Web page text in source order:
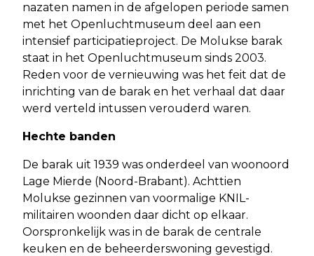
nazaten namen in de afgelopen periode samen
met het Openluchtmuseum deel aan een
intensief participatieproject. De Molukse barak
staat in het Openluchtmuseum sinds 2003.
Reden voor de vernieuwing was het feit dat de
inrichting van de barak en het verhaal dat daar
werd verteld intussen verouderd waren.
Hechte banden
De barak uit 1939 was onderdeel van woonoord
Lage Mierde (Noord-Brabant). Achttien
Molukse gezinnen van voormalige KNIL-
militairen woonden daar dicht op elkaar.
Oorspronkelijk was in de barak de centrale
keuken en de beheerderswoning gevestigd.